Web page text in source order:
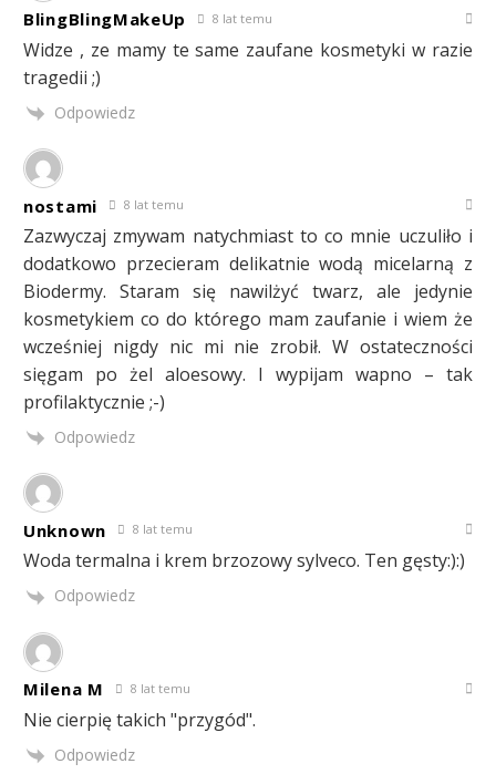
BlingBlingMakeUp 8 lat temu
Widze , ze mamy te same zaufane kosmetyki w razie
tragedii ;)
Odpowiedz
nostami 8 lat temu
Zazwyczaj zmywam natychmiast to co mnie uczuliło i
dodatkowo przecieram delikatnie wodą micelarną z
Biodermy. Staram się nawilżyć twarz, ale jedynie
kosmetykiem co do którego mam zaufanie i wiem że
wcześniej nigdy nic mi nie zrobił. W ostateczności
sięgam po żel aloesowy. I wypijam wapno – tak
profilaktycznie ;-)
Odpowiedz
Unknown 8 lat temu
Woda termalna i krem brzozowy sylveco. Ten gęsty:):)
Odpowiedz
Milena M 8 lat temu
Nie cierpię takich "przygód".
Odpowiedz